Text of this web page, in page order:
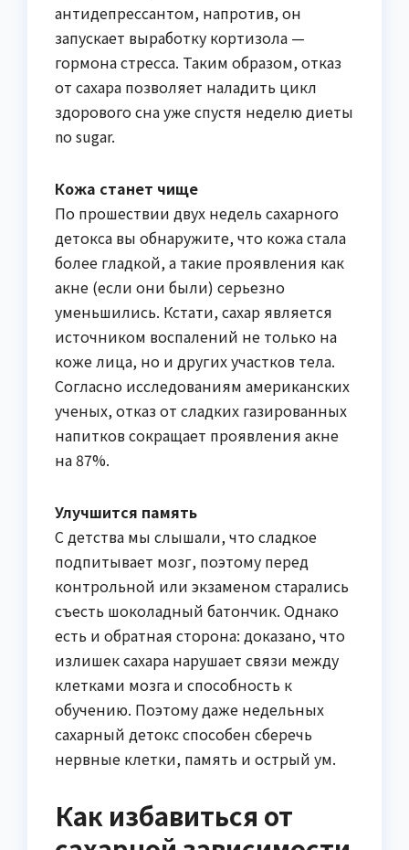
антидепрессантом, напротив, он
запускает выработку кортизола —
гормона стресса. Таким образом, отказ
от сахара позволяет наладить цикл
здорового сна уже спустя неделю диеты
no sugar.
Кожа станет чище
По прошествии двух недель сахарного
детокса вы обнаружите, что кожа стала
более гладкой, а такие проявления как
акне (если они были) серьезно
уменьшились. Кстати, сахар является
источником воспалений не только на
коже лица, но и других участков тела.
Согласно исследованиям американских
ученых, отказ от сладких газированных
напитков сокращает проявления акне
на 87%.
Улучшится память
С детства мы слышали, что сладкое
подпитывает мозг, поэтому перед
контрольной или экзаменом старались
съесть шоколадный батончик. Однако
есть и обратная сторона: доказано, что
излишек сахара нарушает связи между
клетками мозга и способность к
обучению. Поэтому даже недельных
сахарный детокс способен сберечь
нервные клетки, память и острый ум.
Как избавиться от